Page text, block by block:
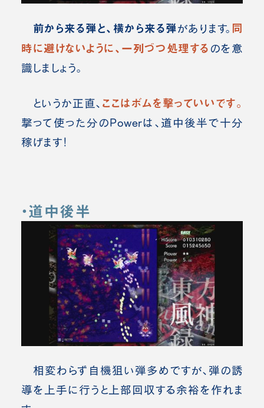
前から来る弾と、横から来る弾があります。 同
時に避けないように、一列づつ処理する のを意
識しましょう。
というか正直、 ここはボムを撃っていいです。
撃って使った分のPowerは、道中後半で十分
稼げます！
・道中後半
相変わらず自機狙い弾多めですが、弾の誘
導を上手に行うと上部回収する余裕を作れま